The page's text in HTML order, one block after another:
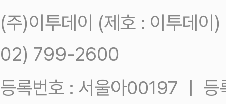
(주)이투데이 (제호 : 이투데
02) 799-2600
등록번호 : 서울아00197 ㅣ